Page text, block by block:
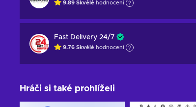
9.89 Skvělé hodnocení
Fast Delivery 24/7
9.76 Skvělé hodnocení
Hráči si také prohlíželi